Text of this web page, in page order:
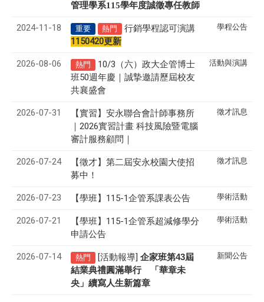
管理學系115學年度誠徵專任教師
2024-11-18 重要 熱門
行銷學程認可演講
1150420更新
學程公告
2026-08-06 熱門
10/3（六）政大企管博士
班50週年慶｜誠摯邀請歷屆校友
共襄盛會
活動與演講
2026-07-31
【實習】安永聯合會計師事務所
｜2026實習計畫 科技風險暨電腦
審計服務顧問｜
徵才訊息
2026-07-24 【徵才】 第二屆安永校園大使招
募中！
徵才訊息
2026-07-23 【學班】115-1企管系課表公告 學術活動
2026-07-21
【學班】115-1企管系超減修學分
申請公告
學術活動
2026-07-14 熱門 [活動報導] 企家班第43屆
結業典禮圓滿舉行 「華章未
央」續寫人生新篇章
新聞公告